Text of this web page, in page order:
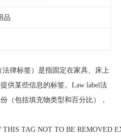
品
法律标签）是指固定在家具、床上
供某些信息的标签。Law label法
（包括填充物类型和百分比），
TAG NOT TO BE REMOVED